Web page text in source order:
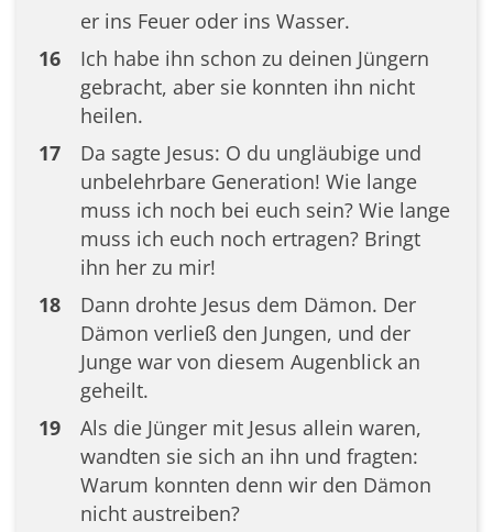
er ins Feuer oder ins Wasser.
16
Ich habe ihn schon zu deinen Jüngern
gebracht, aber sie konnten ihn nicht
heilen.
17
Da sagte Jesus: O du ungläubige und
unbelehrbare Generation! Wie lange
muss ich noch bei euch sein? Wie lange
muss ich euch noch ertragen? Bringt
ihn her zu mir!
18
Dann drohte Jesus dem Dämon. Der
Dämon verließ den Jungen, und der
Junge war von diesem Augenblick an
geheilt.
19
Als die Jünger mit Jesus allein waren,
wandten sie sich an ihn und fragten:
Warum konnten denn wir den Dämon
nicht austreiben?